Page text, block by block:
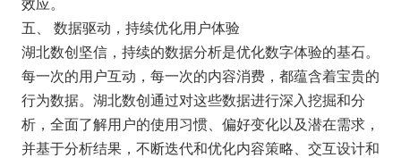
五、 数据驱动，持续优化用户体验
湖北数创坚信，持续的数据分析是优化数字体验的基石。
每一次的用户互动，每一次的内容消费，都蕴含着宝贵的
行为数据。湖北数创通过对这些数据进行深入挖掘和分
析，全面了解用户的使用习惯、偏好变化以及潜在需求，
并基于分析结果，不断迭代和优化内容策略、交互设计和